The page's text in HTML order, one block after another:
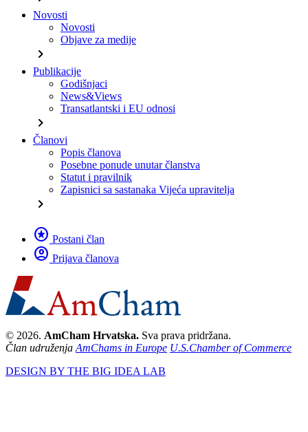
Novosti
Novosti
Objave za medije
chevron_right
Publikacije
Godišnjaci
News&Views
Transatlantski i EU odnosi
chevron_right
Članovi
Popis članova
Posebne ponude unutar članstva
Statut i pravilnik
Zapisnici sa sastanaka Vijeća upravitelja
chevron_right
stars Postani član
account_circle Prijava članova
© 2026. AmCham Hrvatska. Sva prava pridržana.
Član udruženja AmChams in Europe U.S.Chamber of Commerce
DESIGN BY THE BIG IDEA LAB